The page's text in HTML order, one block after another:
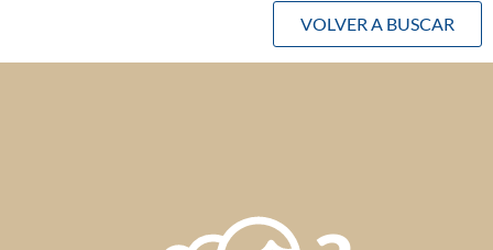
VOLVER A BUSCAR